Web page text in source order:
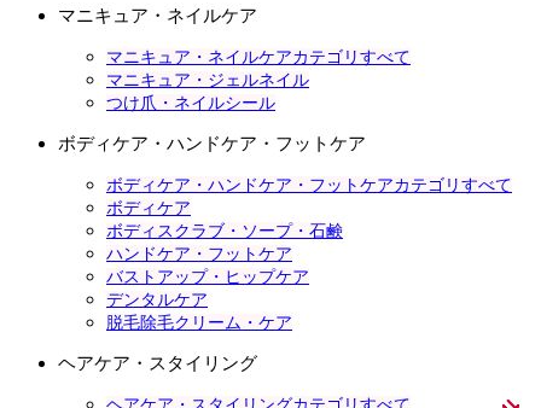
マニキュア・ネイルケア
マニキュア・ネイルケアカテゴリすべて
マニキュア・ジェルネイル
つけ爪・ネイルシール
ボディケア・ハンドケア・フットケア
ボディケア・ハンドケア・フットケアカテゴリすべて
ボディケア
ボディスクラブ・ソープ・石鹸
ハンドケア・フットケア
バストアップ・ヒップケア
デンタルケア
脱毛除毛クリーム・ケア
ヘアケア・スタイリング